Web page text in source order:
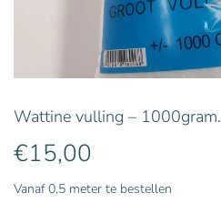
Wattine vulling – 1000gram.
€15,00
Vanaf 0,5 meter te bestellen